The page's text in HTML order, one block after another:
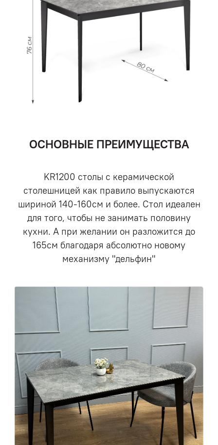
ОСНОВНЫЕ ПРЕИМУЩЕСТВА
KR1200 столы с керамической
столешницей как правило выпускаются
шириной 140-160см и более. Стол идеален
для того, чтобы не занимать половину
кухни. А при желании он разложится до
165см благодаря абсолютно новому
механизму "дельфин"